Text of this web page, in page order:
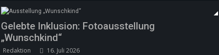
Gelebte Inklusion: Fotoausstellung
„Wunschkind“
Redaktion 16. Juli 2026